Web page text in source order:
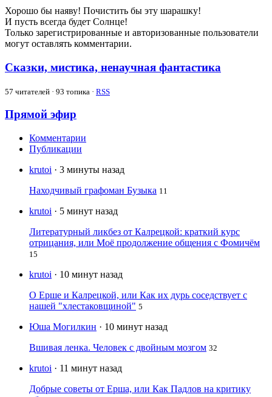
Хорошо бы наяву! Почистить бы эту шарашку!
И пусть всегда будет Солнце!
Только зарегистрированные и авторизованные пользователи
могут оставлять комментарии.
Сказки, мистика, ненаучная фантастика
57 читателей · 93 топика · RSS
Прямой эфир
Комментарии
Публикации
krutoi · 3 минуты назад
Находчивый графоман Бузыка 11
krutoi · 5 минут назад
Литературный ликбез от Калрецкой: краткий курс
отрицания, или Моё продолжение общения с Фомичём
15
krutoi · 10 минут назад
О Ерше и Калрецкой, или Как их дурь соседствует с
нашей "хлестаковщиной" 5
Юша Могилкин · 10 минут назад
Вшивая ленка. Человек с двойным мозгом 32
krutoi · 11 минут назад
Добрые советы от Ерша, или Как Падлов на критику